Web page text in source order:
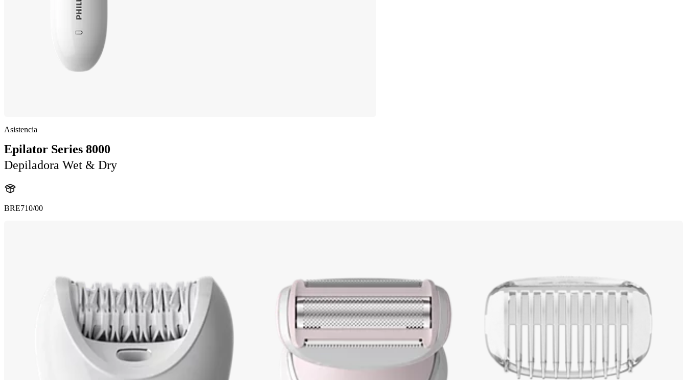
Asistencia
Epilator Series 8000
Depiladora Wet & Dry
BRE710/00